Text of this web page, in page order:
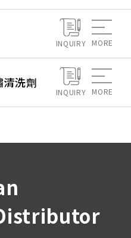
INQUIRY MORE
洗劑
INQUIRY MORE